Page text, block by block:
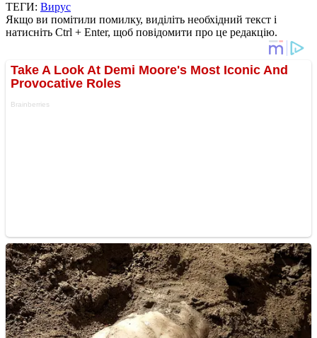
ТЕГИ: Вирус
Якщо ви помітили помилку, виділіть необхідний текст і
натисніть Ctrl + Enter, щоб повідомити про це редакцію.